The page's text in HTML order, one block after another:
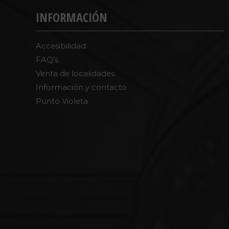
INFORMACIÓN
Accesibilidad
FAQ’s
Venta de localidades
Información y contacto
Punto Violeta